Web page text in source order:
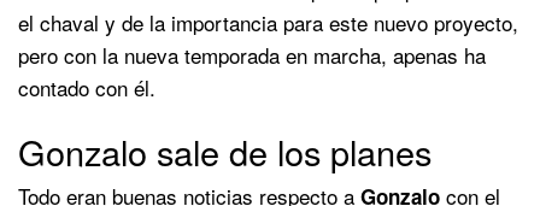
el chaval y de la importancia para este nuevo proyecto,
pero con la nueva temporada en marcha, apenas ha
contado con él.
Gonzalo sale de los planes
Todo eran buenas noticias respecto a Gonzalo con el